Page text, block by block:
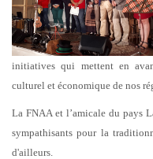
initiatives qui mettent en
culturel et économique de nos
La FNAA et l’amicale du pays
sympathisants pour la
d'ailleurs.